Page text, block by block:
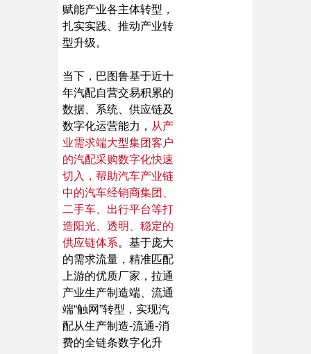
赋能产业各主体转型，
扎实实践、推动产业转
型升级。
当下，巴图鲁基于近十
年汽配自营交易积累的
数据、系统、供应链及
数字化运营能力， 从产
业需求端大型集团客户
的汽配采购数字化快速
切入，帮助汽车产业链
中的汽车经销商集团、
二手车、出行平台等打
造阳光、透明、稳定的
供应链体系。基于庞大
的需求流量，精准匹配
上游的优质厂家，拉通
产业生产制造端、流通
端“触网”转型，实现汽
配从生产制造-流通-消
费的全链条数字化升